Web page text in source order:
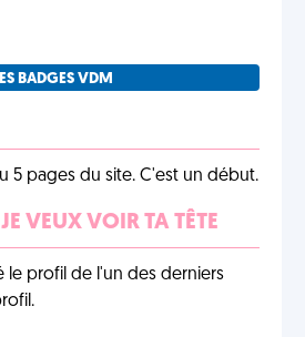
BADGES VDM
5 pages du site. C'est un début.
VEUX VOIR TA TÊTE
le profil de l'un des derniers